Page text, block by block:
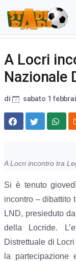
A Locri
Nazionale
di sabato 1
A Locri incontro tra
Si è tenuto
incontro – dibattito
LND, presieduto
della Locride.
Distrettuale di
la partecipazione